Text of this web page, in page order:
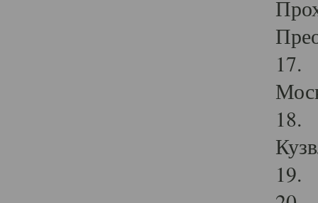
17.
18.
19.